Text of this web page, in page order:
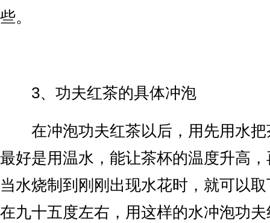
些。
3、功夫红茶的具体冲泡
在冲泡功夫红茶以后，用先用水把
最好是用温水，能让茶杯的温度升高
当水烧制到刚刚出现水花时，就可以
在九十五度左右，用这样的水冲泡功